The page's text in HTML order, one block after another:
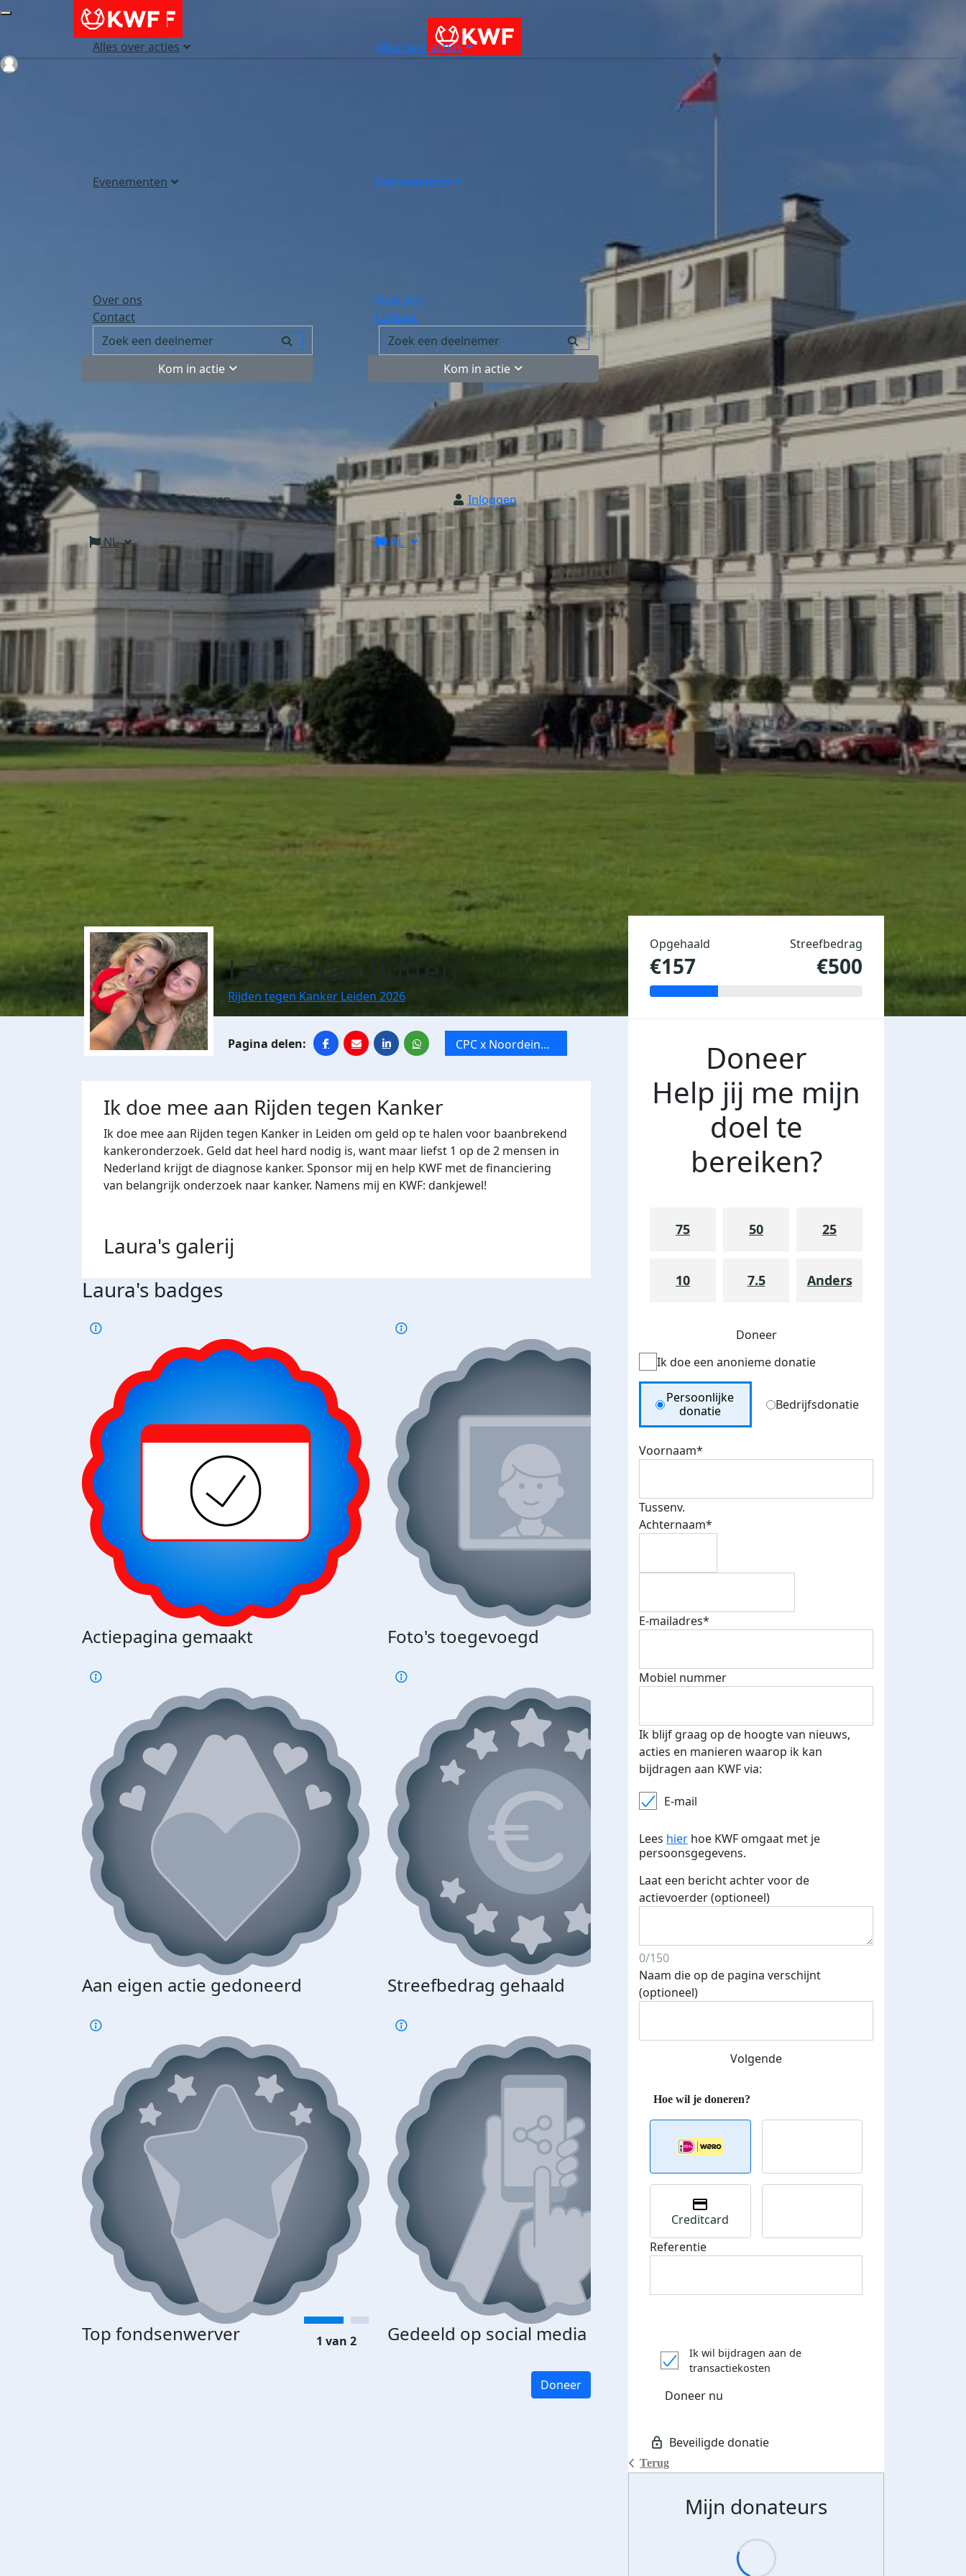
Alles over acties
Evenementen
Over ons
Contact
Kom in actie
Inloggen
NL
Alles over acties
Evenementen
Over ons
Contact
Kom in actie
Inloggen
NL
Laura Van Putten
Rijden tegen Kanker Leiden 2026
CPC x Noordeinde
29
Ik doe mee aan Rijden tegen Kanker
Ik doe mee aan Rijden tegen Kanker in Leiden om geld op te halen voor baanbrekend
kankeronderzoek. Geld dat heel hard nodig is, want maar liefst 1 op de 2 mensen in
Nederland krijgt de diagnose kanker. Sponsor mij en help KWF met de financiering
van belangrijk onderzoek naar kanker. Namens mij en KWF: dankjewel!
Laura's galerij
Laura's badges
Actiepagina gemaakt Foto's toegevoegd E-mails verstuurd
Aan eigen actie gedoneerd Streefbedrag gehaald Streefbedrag verhoogd
Top fondsenwerver Gedeeld op social media
Top fondsenwerver
1 van 2
Doneer
Opgehaald
€157
Streefbedrag
€500
Doneer
Help jij me mijn
doel te
bereiken?
75 50 25
10 7.5 Anders
Doneer
Ik doe een anonieme donatie
Donation Type
Persoonlijke
donatie
Bedrijfsdonatie
Voornaam*
Tussenv.
Achternaam*
E-mailadres*
Mobiel nummer
Ik blijf graag op de hoogte van nieuws,
acties en manieren waarop ik kan
bijdragen aan KWF via:
E-mail
Lees hier hoe KWF omgaat met je
persoonsgegevens.
Laat een bericht achter voor de
actievoerder (optioneel)
0/150
Naam die op de pagina verschijnt
(optioneel)
Volgende
Terug
Creditcard
Referentie
Ik wil bijdragen aan de
transactiekosten
Doneer nu
Mijn donateurs